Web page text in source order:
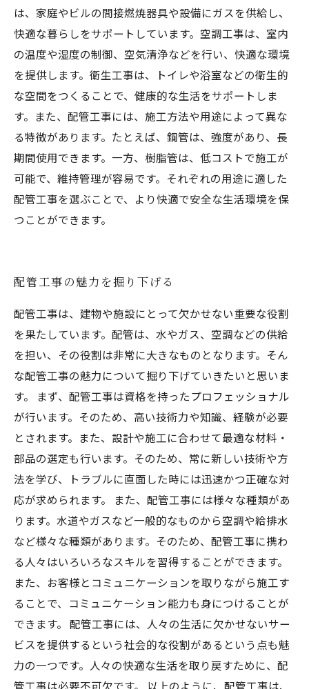
は、家庭やビルの間接燃焼器具や設備にガスを供給し、
快適な暮らしをサポートしています。空調工事は、室内
の温度や湿度の制御、空気清浄などを行い、快適な環境
を提供します。衛生工事は、トイレや浴室などの衛生的
な空間をつくることで、健康的な生活をサポートしま
す。また、配管工事には、施工方法や用途によって異な
る特徴があります。たとえば、鋼管は、強度があり、長
期間使用できます。一方、樹脂管は、低コストで施工が
可能で、維持管理が容易です。それぞれの用途に適した
配管工事を選ぶことで、より快適で安全な生活環境を保
つことができます。
配管工事の魅力を掘り下げる
配管工事は、建物や施設にとって欠かせない重要な役割
を果たしています。配管は、水やガス、空調などの供給
を担い、その役割は非常に大きなものとなります。そん
な配管工事の魅力について掘り下げていきたいと思いま
す。 まず、配管工事は資格を持ったプロフェッショナル
が行います。そのため、高い技術力や知識、経験が必要
とされます。また、設計や施工に合わせて最適な材料・
部品の選定も行います。そのため、常に新しい技術や方
法を学び、トラブルに直面した時には迅速かつ正確な対
応が求められます。 また、配管工事には様々な種類があ
ります。水道やガスなど一般的なものから空調や給排水
など様々な種類があります。そのため、配管工事に携わ
る人々はいろいろなスキルを習得することができます。
また、お客様とコミュニケーションを取りながら施工す
ることで、コミュニケーション能力も身につけることが
できます。 配管工事には、人々の生活に欠かせないサー
ビスを提供するという社会的な役割があるという点も魅
力の一つです。人々の快適な生活を取り戻すために、配
管工事は必要不可欠です。 以上のように、配管工事は、